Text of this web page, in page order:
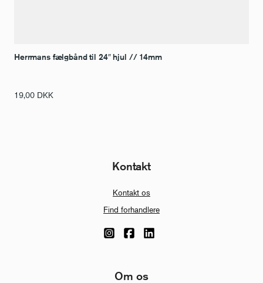
Herrmans fælgbånd til 24″ hjul // 14mm
19,00 DKK
Kontakt
Kontakt os
Find forhandlere
Om os